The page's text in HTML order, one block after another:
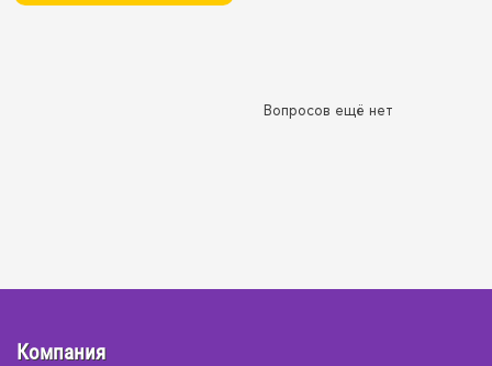
Вопросов ещё нет
Компания